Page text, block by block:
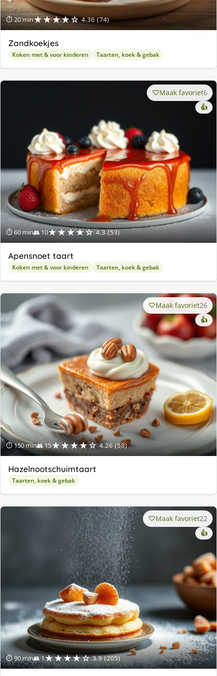
⏱ 20 min★★★★☆ 4.36 (74)
Zandkoekjes
Koken met & voor kinderen Taarten, koek & gebak
⏱ 60 min👥 10★★★★☆ 4.3 (53)
Maak favoriet6
👍
Apensnoet taart
Koken met & voor kinderen Taarten, koek & gebak
⏱ 150 min👥 15★★★★☆ 4.26 (58)
Maak favoriet26
👍
Hazelnootschuimtaart
Taarten, koek & gebak
⏱ 90 min👥 1★★★★☆ 3.9 (205)
Maak favoriet22
👍